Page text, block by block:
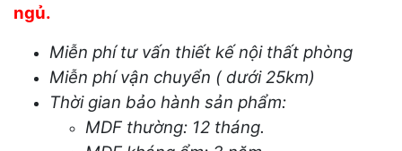
ngủ.
Miễn phí tư vấn thiết kế nội thất phòng
Miễn phí vận chuyển ( dưới 25km)
Thời gian bảo hành sản phẩm:
MDF thường: 12 tháng.